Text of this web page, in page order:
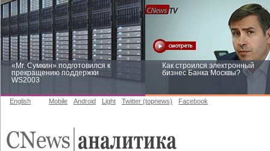
«Mr. Сумкин» подготовился к
прекращению поддержки
WS2003
Как строился электронный
бизнес Банка Москвы?
English Mobile Android Light Twitter (topnews) Facebook